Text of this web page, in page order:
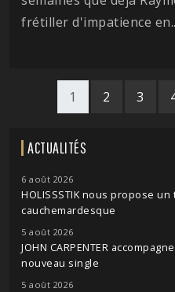
frétiller d'impatience
1 2 3
ACTUALITÉS
6 août 2026
HOLISSSTIK nous propose
cauchemardesque
5 août 2026
JOHN CARPENTER
nouveau single
5 août 2026